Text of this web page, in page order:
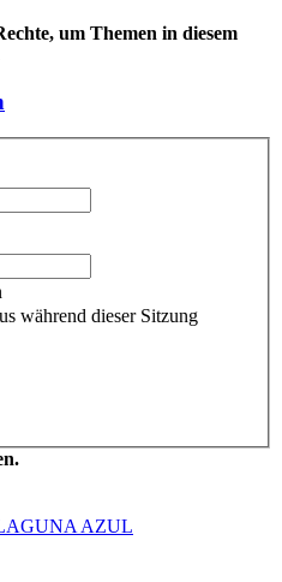
um Themen in diesem
während dieser Sitzung
AZUL